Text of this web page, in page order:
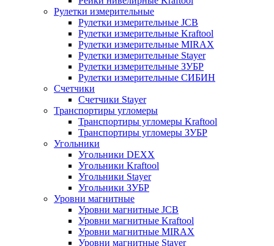
Рулетки измерительные
Рулетки измерительные JCB
Рулетки измерительные Kraftool
Рулетки измерительные MIRAX
Рулетки измерительные Stayer
Рулетки измерительные ЗУБР
Рулетки измерительные СИБИН
Счетчики
Счетчики Stayer
Транспортиры угломеры
Транспортиры угломеры Kraftool
Транспортиры угломеры ЗУБР
Угольники
Угольники DEXX
Угольники Kraftool
Угольники Stayer
Угольники ЗУБР
Уровни магнитные
Уровни магнитные JCB
Уровни магнитные Kraftool
Уровни магнитные MIRAX
Уровни магнитные Stayer